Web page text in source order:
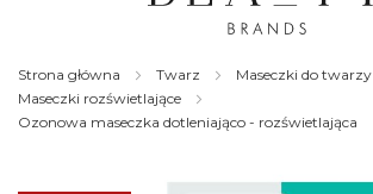
Strona główna Twarz
Maseczki do twarzy
Maseczki rozświetlające
Ozonowa maseczka dotleniająco - rozświetlająca